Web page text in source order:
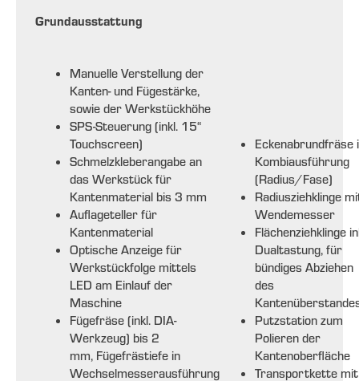
Grundausstattung
Manuelle Verstellung der
Kanten- und Fügestärke,
sowie der Werkstückhöhe
SPS-Steuerung (inkl. 15“
Touchscreen)
Schmelzkleberangabe an
das Werkstück für
Kantenmaterial bis 3 mm
Auflageteller für
Kantenmaterial
Optische Anzeige für
Werkstückfolge mittels
LED am Einlauf der
Maschine
Fügefräse (inkl. DIA-
Werkzeug) bis 2
mm, Fügefrästiefe in
Wechselmesserausführung
Eckenabrundfräse
Kombiausführung
(Radius/Fase)
Radiusziehklinge
Wendemesser
Flächenziehklinge
Dualtastung, für
bündiges Abziehen
des
Putzstation zum
Polieren der
Kantenoberfläche
Transportkette mit